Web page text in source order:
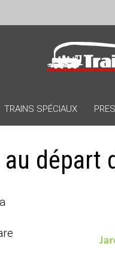
TRAINS SPÉCIAUX
départ